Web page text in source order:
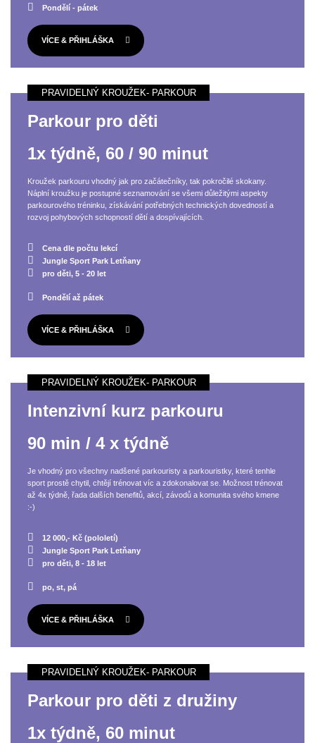
Pondělí - pátek
VÍCE & PŘIHLÁŠKA
Parkour pro děti
1x týdně, 60 / 90 minut
Kroužek parkouru vhodný jak pro začátečníky, tak pokročilé skokany.
Náplní kroužku je postupné seznamování se všemi důležitými aspekty
parkourového tréninku, získávání potřebných technických dovedností a
rozvoj pohybových schopností dětí a dospívajících.
Cena dle počtu lekcí
Jungle Sport Park Letňany
pro děti, 5 - 20 let
Pondělí až pátek
VÍCE & PŘIHLÁŠKA
Intenzivní kurz parkouru
90 min / 4 x týdně
Je vhodný pro všechny nadšené parkouristy a parkouristky, které tenhle
sport prostě chytil, chtějí trénovat víc a zdokonalovat se. Možnost trénovat
až 4x týdně, řada dalších benefitů, akcí, závodů a komunita svého kmene
:-)
12 000,- Kč (pololetí)
Jungle Sport Park Letňany
pro děti, 8 - 18 let
po, st, pá
VÍCE & PŘIHLÁŠKA
Parkour pro děti z družiny
1x týdně, 60 minut